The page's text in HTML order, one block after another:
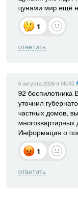
цунами мир ещё
1
ответить
6 августа 2026 в 08:45
92 беспилотника
уточнил
частных домов,
Информация о
1
ответить